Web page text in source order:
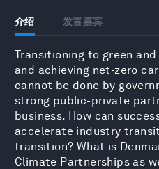
介绍 发言嘉宾
Transitioning to green
and achieving net-zero
cannot be done by
strong public-private
business. How can
accelerate industry
transition? What is
Climate Partnerships as